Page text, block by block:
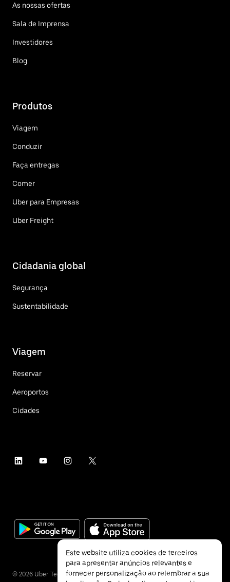
As nossas ofertas
Sala de Imprensa
Investidores
Blog
Produtos
Viagem
Conduzir
Faça entregas
Comer
Uber para Empresas
Uber Freight
Cidadania global
Segurança
Sustentabilidade
Viagem
Reservar
Aeroportos
Cidades
© 2026 Uber Technologies Inc.
Este website utiliza cookies de terceiros
para apresentar anúncios relevantes e
fornecer personalização ao relembrar a sua